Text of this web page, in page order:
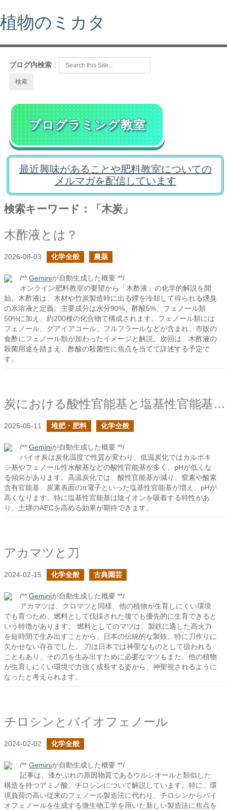
植物のミカタ
ブログ内検索 ：
プログラミング教室
最近興味があることや肥料教室についての
メルマガを配信しています
検索キーワード：「木炭」
木酢液とは？
2026-08-03 化学全般 農薬
/** Geminiが自動生成した概要 **/
オンライン肥料教室の要望から「木酢液」の化学的解説を開
始。木酢液は、木材や竹炭製造時に出る煙を冷却して得られる燻臭
の水溶液と定義。主要成分は水分90%、酢酸5%、フェノール類
50%に加え、約200種の化合物で構成されます。フェノール類には
フェノール、グアイアコール、フルフラールなどが含まれ、市販の
食酢にフェノール類が加わったイメージと解説。次回は、木酢液の
殺菌用途を踏まえ、酢酸の殺菌性に焦点を当てて詳述する予定で
す。
炭における酸性官能基と塩基性官能基は何だ？
2025-05-11 堆肥・肥料 化学全般
/** Geminiが自動生成した概要 **/
バイオ炭は炭化温度で性質が変わり、低温炭化ではカルボキ
シ基やフェノール性水酸基などの酸性官能基が多く、pHが低くな
る傾向があります。高温炭化では、酸性官能基が減り、窒素や酸素
含有官能基、炭素表面のπ電子といった塩基性官能基が増え、pHが
高くなります。特に塩基性官能基は陰イオンを吸着する特性があ
り、土壌のAECを高める効果が期待できます。
アカマツと刀
2024-02-15 化学全般 古典園芸
/** Geminiが自動生成した概要 **/
アカマツは、クロマツと同様、他の植物が生育しにくい環境
でも育つため、燃料として伐採された後でも優先的に生育できると
いう特徴があります。 燃料としてのマツは、製鉄に適した高火力
を短時間で生み出すことから、日本の伝統的な製鉄、特に刀作りに
欠かせない存在でした。 刀は日本では神聖なものとして扱われる
こともあり、その刀を生み出すために必要なマツもまた、他の植物
が生育しにくい環境で力強く成長する姿から、神聖視されるように
なったと考えられます。
チロシンとバイオフェノール
2024-02-02 化学全般
/** Geminiが自動生成した概要 **/
記事は、漆かぶれの原因物質であるウルシオールと類似した
構造を持つアミノ酸、チロシンについて解説しています。特に、環
境負荷の高い従来のフェノール製造法に代わり、チロシンからバイ
オフェノールを生成する微生物工学を用いた新しい製造法に焦点を